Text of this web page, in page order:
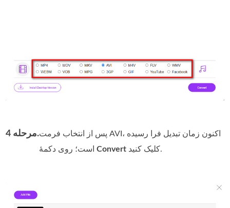
مرحله 4.پس از انتخاب فرمت AVI، اکنون زمان تبدیل فرا رسیده
است؛ روی دکمه‌ٔConvert کلیک کنید.